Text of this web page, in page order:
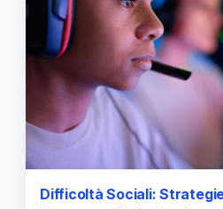
Difficoltà Sociali: